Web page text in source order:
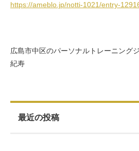
https://ameblo.jp/notti-1021/entry-
広島市中区のパーソナルトレーニン
紀寿
最近の投稿